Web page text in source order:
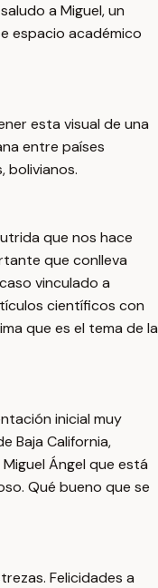
a Miguel, un
espacio académico
esta visual de una
entre países
bolivianos.
que nos hace
que conlleva
vinculado a
científicos con
que es el tema de la
inicial muy
Baja California,
Ángel que está
Qué bueno que se
Felicidades a